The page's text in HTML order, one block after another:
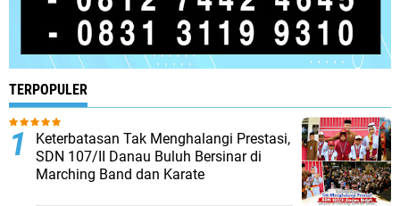
TERPOPULER
Keterbatasan Tak Menghalangi Prestasi,
SDN 107/II Danau Buluh Bersinar di
Marching Band dan Karate